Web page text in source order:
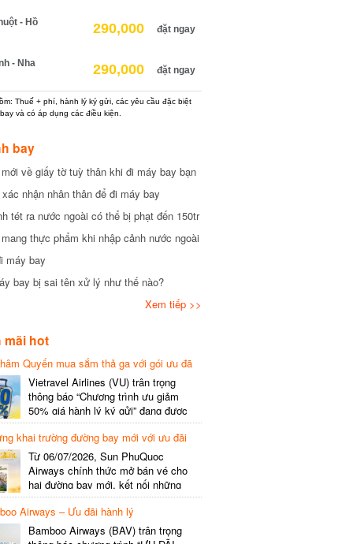
- Hồ
290,000 đặt ngay
- Nha
290,000 đặt ngay
Thuế + phí, hành lý ký gửi, các yêu cầu đặc biệt
và có áp dụng các điều kiện.
bay
về giấy tờ tuỳ thân khi đi máy bay bạn
nhận nhân thân để đi máy bay
tét ra nước ngoài có thể bị phạt đến 150tr
thực phẩm khi nhập cảnh nước ngoài
bay
bay bị sai tên xử lý như thế nào?
Xem tiếp >>
hot
Quyến mua sắm thả ga với gói ưu đã
gói cước
Vietravel Airlines (VU) trân trọng
thông báo “Chương trình ưu giảm
50% giá hành lý ký gửi” đang được
triển khai cho đường bay quốc tế mới
kết nối từ TP. Hồ Chí Minh
(SGN) đi Thâm Quyến – Trung Quốc
(SZX), chi tiết như sau: LỊCH BAY
CHI TIẾT Đường bay SHCB Giờ khởi
hành Giờ đến Tần suất…
khai trường đường bay mới với ưu đãi
Từ 06/07/2026, Sun PhuQuoc
Airways chính thức mở bán vé cho
hai đường bay mới, kết nối những
điểm đến giàu trải nghiệm, giúp hành
khách khám phá vẻ đẹp thiên nhiên
và văn hóa của miền Trung Việt Nam.
Airways – Ưu đãi hành lý
Bamboo Airways (BAV) trân trọng